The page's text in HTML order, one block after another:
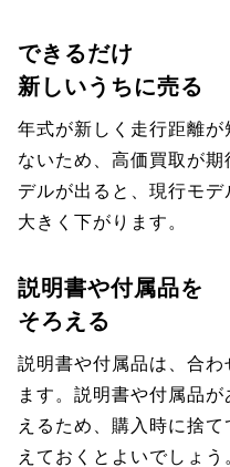
できるだけ
新しいうちに売る
年式が新しく走行距離
ないため、高価買取が
デルが出ると、現行モ
大きく下がります。
説明書や付属品を
そろえる
説明書や付属品は、合
ます。説明書や付属品
えるため、購入時に捨
えておくとよいでしょう